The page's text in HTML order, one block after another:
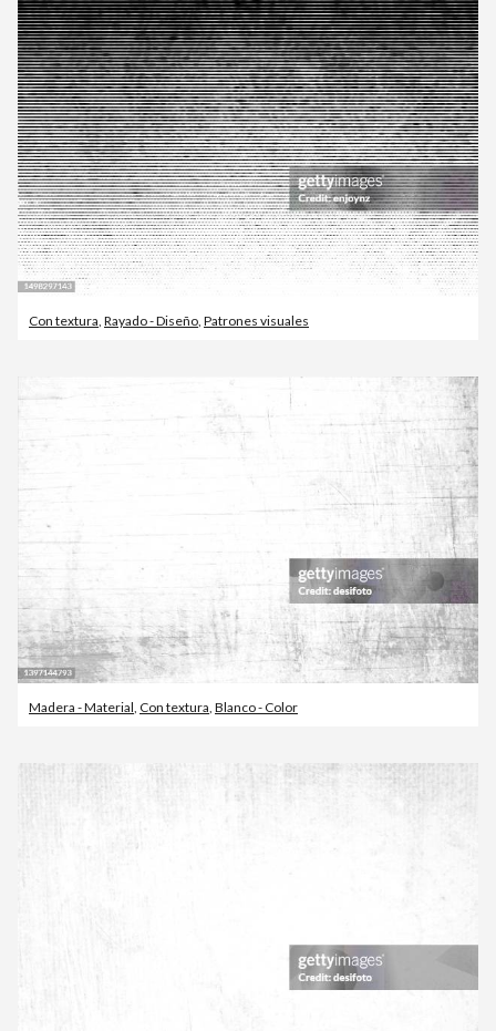
Con textura Rayado - Diseño Patrones visuales
Madera - Material, Con textura, Blanco - Color